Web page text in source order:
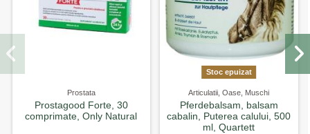
Prostata
Prostagood Forte, 30
comprimate, Only Natural
Stoc epuizat
Articulatii, Oase, Muschi
Pferdebalsam, balsam
cabalin, Puterea calului, 500
ml, Quartett